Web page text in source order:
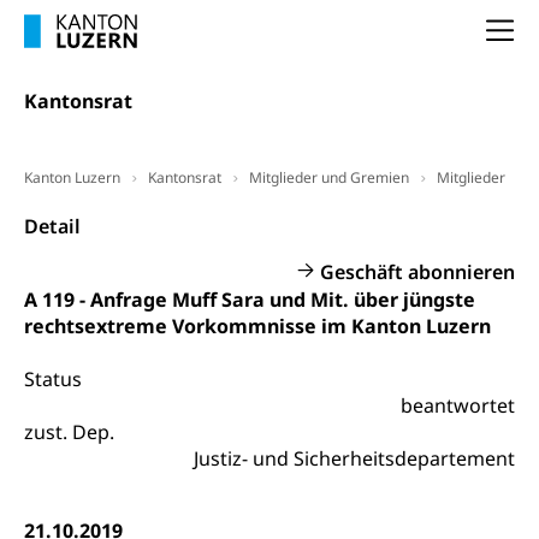
Kantonsrat
Kanton Luzern Kantonsrat Mitglieder und Gremien Mitglieder
Detail
Geschäft abonnieren
A 119 - Anfrage Muff Sara und Mit. über jüngste
rechtsextreme Vorkommnisse im Kanton Luzern
Status
beantwortet
zust. Dep.
Justiz- und Sicherheitsdepartement
21.10.2019
LUPK - Luzerner Pensionskasse
Bildung und Forschung
Wissenschaftsförderung
Wissenschaft, Forschung, Entwicklung, Projekte
Innovative Projekte Landwirtschaft und
Wald
Projektförderung Universität Luzern unilu
Erwachsenenbildung und Weiterbildung
Umschulung, zweiter Bildungsweg,
Nachdiplomstudium, Zusatzlehre, Höhere
Berufsbildung, Berufsmatura nach Lehre,
Neuorientierung, Grundkompetenzen,
Studienberatung, Beratung und Unterstützung,
Erwachsenenmatura
Berufliche Grundbildung
Berufsberatung, Qualifikationsverfahren,